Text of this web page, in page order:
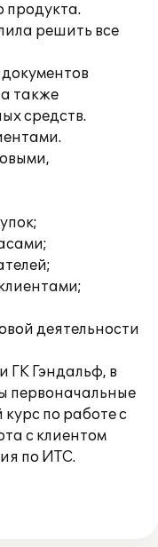
продукта.
решить все
а также
средств.
деятельности
ГК Гэндальф, в
первоначальные
по работе с
с клиентом
по ИТС.